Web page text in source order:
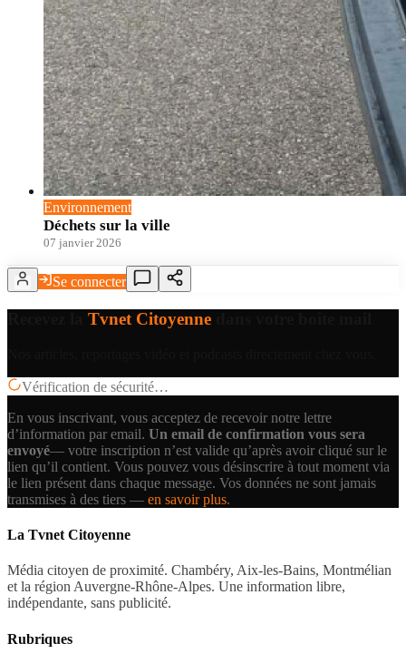
Environnement
Déchets sur la ville
07 janvier 2026
Se connecter
Tvnet Citoyenne
Vérification de sécurité…
En vous inscrivant, vous acceptez de recevoir notre lettre
d’information par email. Un email de confirmation vous sera
envoyé— votre inscription n’est valide qu’après avoir cliqué sur le
lien qu’il contient. Vous pouvez vous désinscrire à tout moment via
le lien présent dans chaque message. Vos données ne sont jamais
transmises à des tiers — en savoir plus.
La Tvnet Citoyenne
Média citoyen de proximité. Chambéry, Aix-les-Bains, Montmélian
et la région Auvergne-Rhône-Alpes. Une information libre,
indépendante, sans publicité.
Rubriques